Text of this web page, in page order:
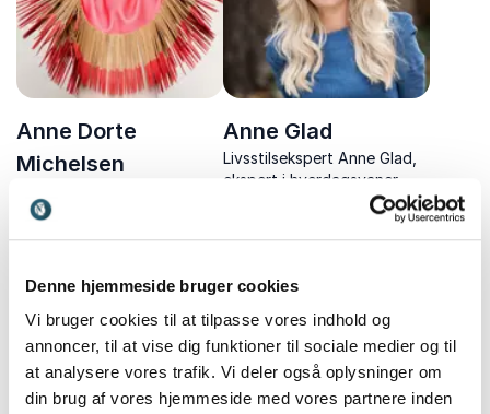
Denne hjemmeside bruger cookies
Vi bruger cookies til at tilpasse vores indhold og
annoncer, til at vise dig funktioner til sociale medier og til
at analysere vores trafik. Vi deler også oplysninger om
din brug af vores hjemmeside med vores partnere inden
Anne Dorte
Michelsen
fortæller med stærk
kriser, kreativitet og
musikkens forvandlende
kraft.
Anne Glad
Livsstilsekspert Anne Glad,
ekspert i hverdagsvaner,
trends og tendenser i tiden